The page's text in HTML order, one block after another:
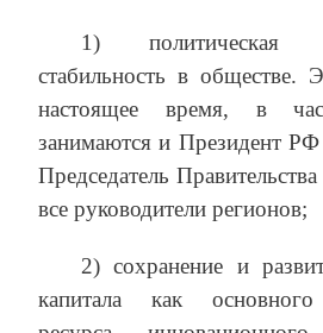
1) политическая
стабильность в обществе.
настоящее время, в
занимаются и Президент
Председатель
все руководители регионов;
2) сохранение и
капитала как основного